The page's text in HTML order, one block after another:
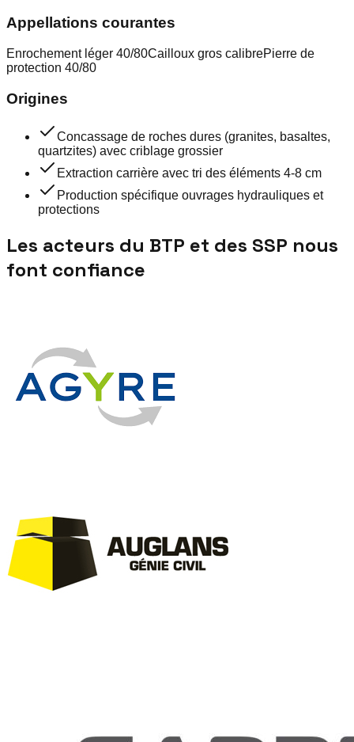
Appellations courantes
Enrochement léger 40/80Cailloux gros calibrePierre de
protection 40/80
Origines
Concassage de roches dures (granites, basaltes,
quartzites) avec criblage grossier
Extraction carrière avec tri des éléments 4-8 cm
Production spécifique ouvrages hydrauliques et
protections
Les acteurs du BTP et des SSP nous
font confiance